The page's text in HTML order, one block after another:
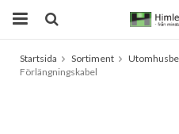
Startsida Sortiment
Förlängningskabel